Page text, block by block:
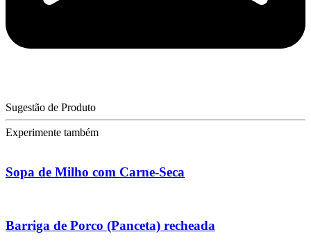
Sugestão de Produto
Experimente também
Sopa de Milho com Carne-Seca
Barriga de Porco (Panceta) recheada